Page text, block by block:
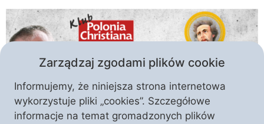
Zarządzaj zgodami plików cookie
Informujemy, że niniejsza strona internetowa
wykorzystuje pliki „cookies”. Szczegółowe
informacje na temat gromadzonych plików